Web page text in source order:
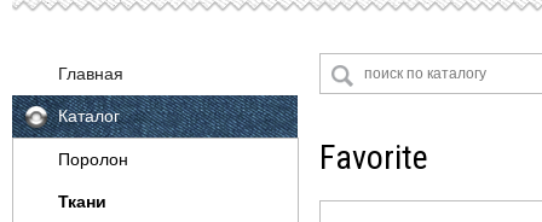
Главная
Каталог
Поролон
Ткани
Favorite